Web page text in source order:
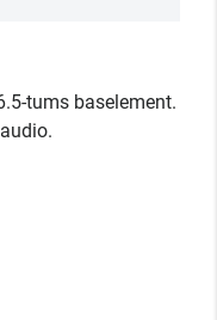
tums baselement.